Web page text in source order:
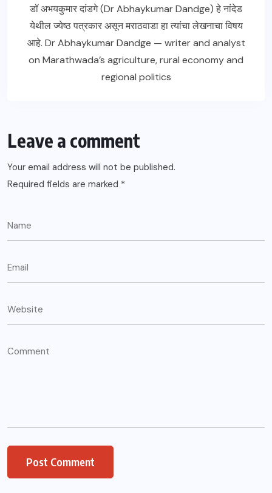
डॉ अभयकुमार दांडगे (Dr Abhaykumar Dandge) हे नांदेड
येथील ज्येष्ठ पत्रकार असून मराठवाडा हा त्यांचा लेखनाचा विषय
आहे. Dr Abhaykumar Dandge — writer and analyst
on Marathwada’s agriculture, rural economy and
regional politics
Leave a comment
Your email address will not be published.
Required fields are marked *